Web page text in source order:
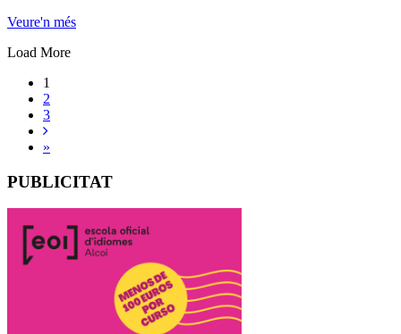
Veure'n més
Load More
1
2
3
»
PUBLICITAT